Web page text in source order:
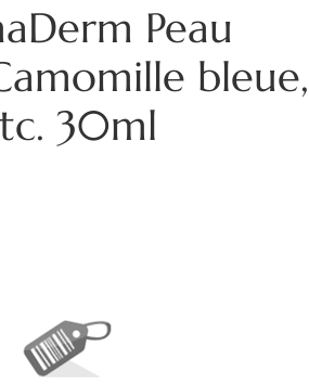
Peau
bleue,
30ml